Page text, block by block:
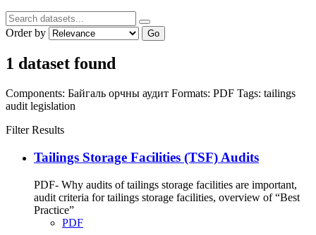
Order by Go
1 dataset found
Components: Байгаль орчны аудит Formats: PDF Tags: tailings
audit legislation
Filter Results
Tailings Storage Facilities (TSF) Audits
PDF- Why audits of tailings storage facilities are important,
audit criteria for tailings storage facilities, overview of “Best
Practice”
PDF